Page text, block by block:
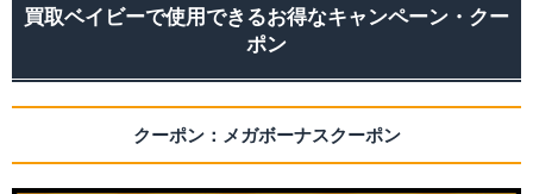
買取ベイビーで使用できるお得なキャンペーン・クー
ポン
クーポン：メガボーナスクーポン